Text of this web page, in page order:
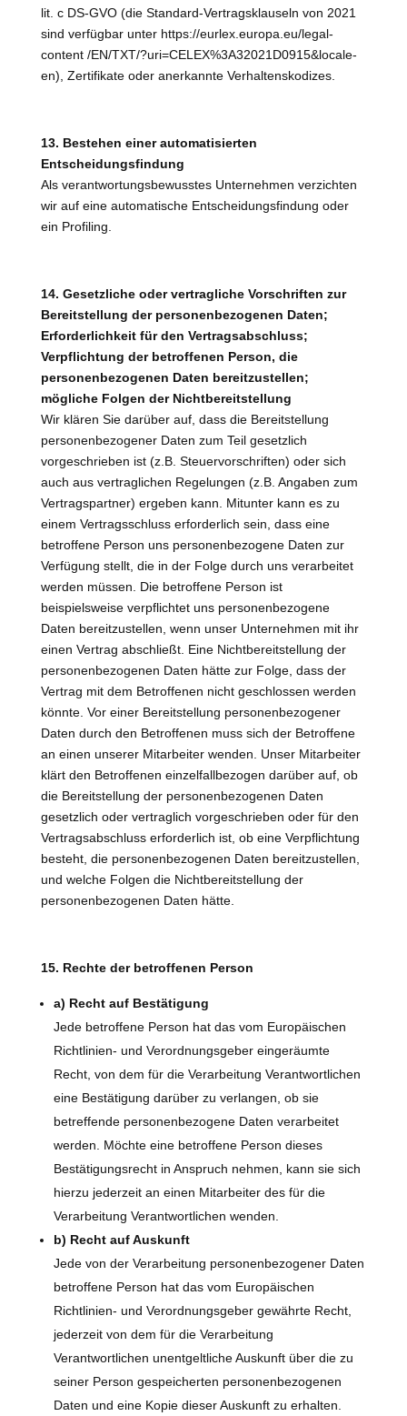
lit. c DS-GVO (die Standard-Vertragsklauseln von 2021
sind verfügbar unter https://eurlex.europa.eu/legal-
content /EN/TXT/?uri=CELEX%3A32021D0915&locale-
en), Zertifikate oder anerkannte Verhaltenskodizes.
13. Bestehen einer automatisierten
Entscheidungsfindung
Als verantwortungsbewusstes Unternehmen verzichten
wir auf eine automatische Entscheidungsfindung oder
ein Profiling.
14. Gesetzliche oder vertragliche Vorschriften zur
Bereitstellung der personenbezogenen Daten;
Erforderlichkeit für den Vertragsabschluss;
Verpflichtung der betroffenen Person, die
personenbezogenen Daten bereitzustellen;
mögliche Folgen der Nichtbereitstellung
Wir klären Sie darüber auf, dass die Bereitstellung
personenbezogener Daten zum Teil gesetzlich
vorgeschrieben ist (z.B. Steuervorschriften) oder sich
auch aus vertraglichen Regelungen (z.B. Angaben zum
Vertragspartner) ergeben kann. Mitunter kann es zu
einem Vertragsschluss erforderlich sein, dass eine
betroffene Person uns personenbezogene Daten zur
Verfügung stellt, die in der Folge durch uns verarbeitet
werden müssen. Die betroffene Person ist
beispielsweise verpflichtet uns personenbezogene
Daten bereitzustellen, wenn unser Unternehmen mit ihr
einen Vertrag abschließt. Eine Nichtbereitstellung der
personenbezogenen Daten hätte zur Folge, dass der
Vertrag mit dem Betroffenen nicht geschlossen werden
könnte. Vor einer Bereitstellung personenbezogener
Daten durch den Betroffenen muss sich der Betroffene
an einen unserer Mitarbeiter wenden. Unser Mitarbeiter
klärt den Betroffenen einzelfallbezogen darüber auf, ob
die Bereitstellung der personenbezogenen Daten
gesetzlich oder vertraglich vorgeschrieben oder für den
Vertragsabschluss erforderlich ist, ob eine Verpflichtung
besteht, die personenbezogenen Daten bereitzustellen,
und welche Folgen die Nichtbereitstellung der
personenbezogenen Daten hätte.
15. Rechte der betroffenen Person
a) Recht auf Bestätigung
Jede betroffene Person hat das vom Europäischen
Richtlinien- und Verordnungsgeber eingeräumte
Recht, von dem für die Verarbeitung Verantwortlichen
eine Bestätigung darüber zu verlangen, ob sie
betreffende personenbezogene Daten verarbeitet
werden. Möchte eine betroffene Person dieses
Bestätigungsrecht in Anspruch nehmen, kann sie sich
hierzu jederzeit an einen Mitarbeiter des für die
Verarbeitung Verantwortlichen wenden.
b) Recht auf Auskunft
Jede von der Verarbeitung personenbezogener Daten
betroffene Person hat das vom Europäischen
Richtlinien- und Verordnungsgeber gewährte Recht,
jederzeit von dem für die Verarbeitung
Verantwortlichen unentgeltliche Auskunft über die zu
seiner Person gespeicherten personenbezogenen
Daten und eine Kopie dieser Auskunft zu erhalten.